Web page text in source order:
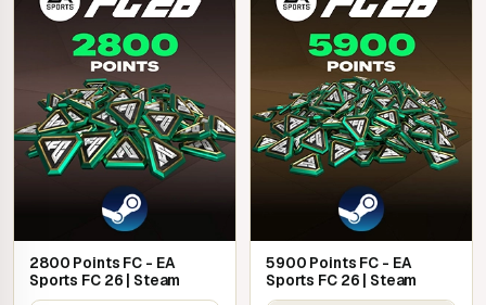
2800 Points FC - EA
Sports FC 26 | Steam
5900 Points FC - EA
Sports FC 26 | Steam